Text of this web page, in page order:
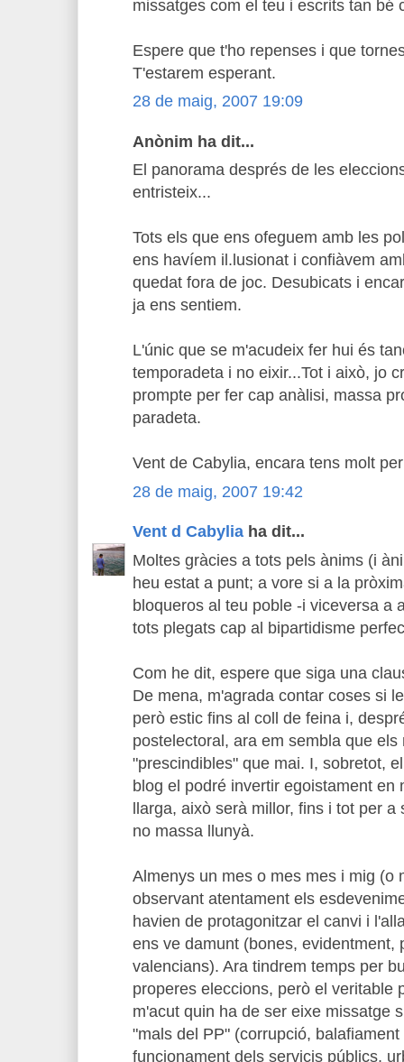
missatges com el teu i escrits tan bé
Espere que t'ho repenses i que
T'estarem esperant.
28 de maig, 2007 19:09
Anònim ha dit...
El panorama després de les
entristeix...
Tots els que ens ofeguem amb les
ens havíem il.lusionat i confiàvem
quedat fora de joc. Desubicats i
ja ens sentiem.
L'únic que se m'acudeix fer hui és
temporadeta i no eixir...Tot i això, jo
prompte per fer cap anàlisi, massa
paradeta.
Vent de Cabylia, encara tens molt
28 de maig, 2007 19:42
Vent d Cabylia ha dit...
Moltes gràcies a tots pels ànims (i
heu estat a punt; a vore si a la
bloqueros al teu poble -i viceversa a
tots plegats cap al bipartidisme
Com he dit, espere que siga una
De mena, m'agrada contar coses si
però estic fins al coll de feina i,
postelectoral, ara em sembla que
"prescindibles" que mai. I, sobretot,
blog el podré invertir egoistament en
llarga, això serà millor, fins i tot per
no massa llunyà.
Almenys un mes o mes mes i mig (o
observant atentament els
havien de protagonitzar el canvi i
ens ve damunt (bones, evidentment,
valencians). Ara tindrem temps per
properes eleccions, però el veritable
m'acut quin ha de ser eixe missatge
"mals del PP" (corrupció,
funcionament dels servicis públics,